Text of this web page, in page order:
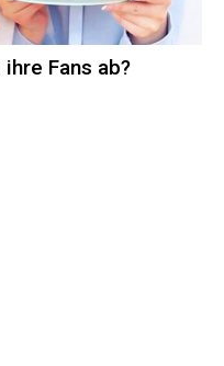
Fans ab?